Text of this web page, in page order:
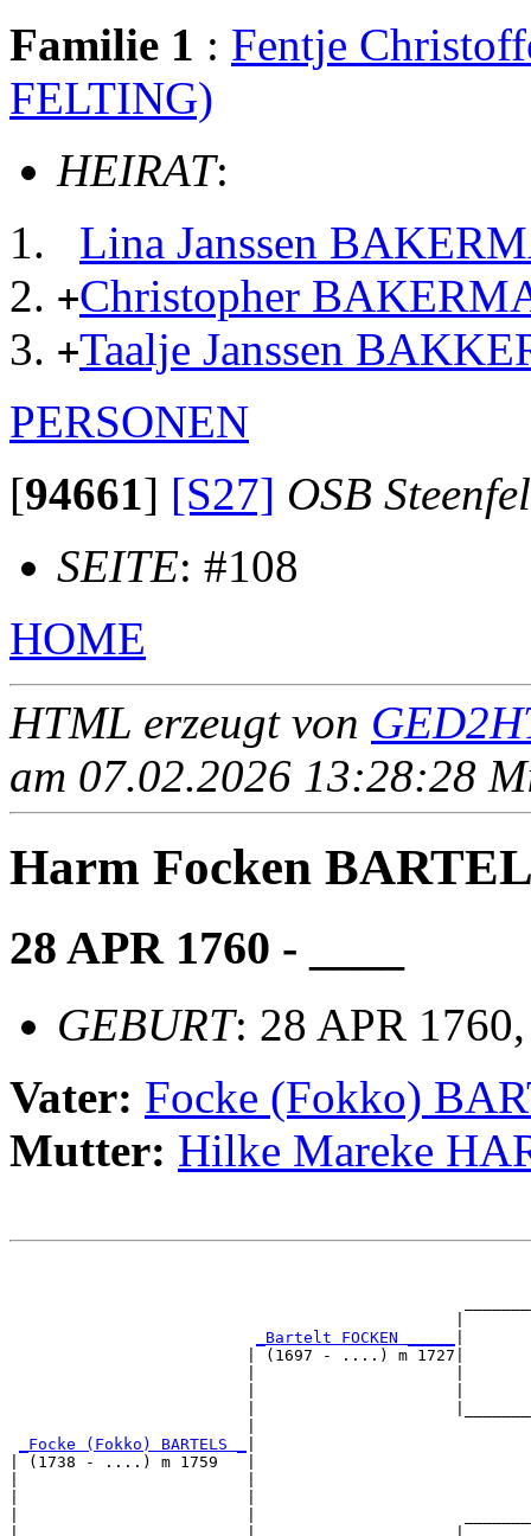
Familie 1 : Fentje
FELTING)
HEIRAT:
Lina Janssen
+Christopher
+Taalje Janssen
PERSONEN
[94661] [S27] OSB
SEITE: #108
HOME
HTML erzeugt von
am 07.02.2026 13:28:28
Harm Focken
28 APR 1760 - ____
GEBURT: 28 APR 1760,
Vater: Focke (Fokko)
Mutter: Hilke Mareke
_Bartelt FOCKEN _____
                         | (1697 - ....) m 1727|
_Focke (Fokko) BARTELS _
| (1738 - ....) m 1759   |